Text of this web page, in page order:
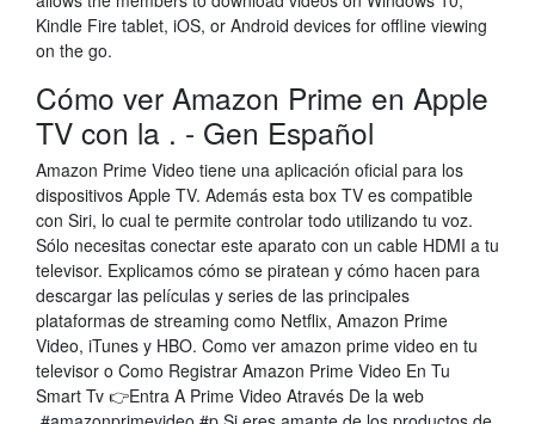
Kindle Fire tablet, iOS, or Android devices for offline viewing
on the go.
Cómo ver Amazon Prime en Apple
TV con la . - Gen Español
Amazon Prime Video tiene una aplicación oficial para los
dispositivos Apple TV. Además esta box TV es compatible
con Siri, lo cual te permite controlar todo utilizando tu voz.
Sólo necesitas conectar este aparato con un cable HDMI a tu
televisor. Explicamos cómo se piratean y cómo hacen para
descargar las películas y series de las principales
plataformas de streaming como Netflix, Amazon Prime
Video, iTunes y HBO. Como ver amazon prime video en tu
televisor o Como Registrar Amazon Prime Video En Tu
Smart Tv 👉Entra A Prime Video Através De la web